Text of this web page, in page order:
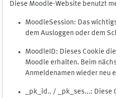
Diese Moodle-Website benutzt
MoodleSession: Das
dem Ausloggen oder dem
MoodleID: Dieses Cookie
Moodle erhalten. Beim
Anmeldenamen wieder neu
_pk_id.. / _pk_ses...: Diese